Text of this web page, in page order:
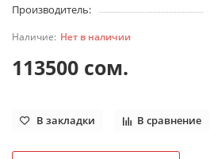
Производитель:
Нет в наличии
113500 сом.
В закладки В сравнение